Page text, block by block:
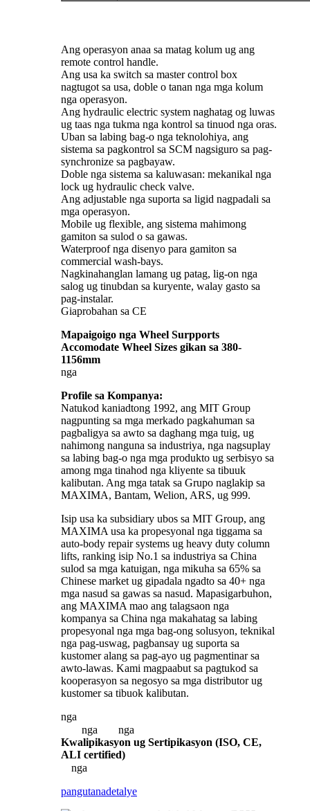
Ang operasyon anaa sa matag kolum ug ang
remote control handle.
Ang usa ka switch sa master control box
nagtugot sa usa, doble o tanan nga mga kolum
nga operasyon.
Ang hydraulic electric system naghatag og luwas
ug taas nga tukma nga kontrol sa tinuod nga oras.
Uban sa labing bag-o nga teknolohiya, ang
sistema sa pagkontrol sa SCM nagsiguro sa pag-
synchronize sa pagbayaw.
Doble nga sistema sa kaluwasan: mekanikal nga
lock ug hydraulic check valve.
Ang adjustable nga suporta sa ligid nagpadali sa
mga operasyon.
Mobile ug flexible, ang sistema mahimong
gamiton sa sulod o sa gawas.
Waterproof nga disenyo para gamiton sa
commercial wash-bays.
Nagkinahanglan lamang ug patag, lig-on nga
salog ug tinubdan sa kuryente, walay gasto sa
pag-instalar.
Giaprobahan sa CE
Mapaigoigo nga Wheel Surpports
Accomodate Wheel Sizes gikan sa 380-
1156mm
nga
Profile sa Kompanya:
Natukod kaniadtong 1992, ang MIT Group
nagpunting sa mga merkado pagkahuman sa
pagbaligya sa awto sa daghang mga tuig, ug
nahimong nanguna sa industriya, nga nagsuplay
sa labing bag-o nga mga produkto ug serbisyo sa
among mga tinahod nga kliyente sa tibuuk
kalibutan. Ang mga tatak sa Grupo naglakip sa
MAXIMA, Bantam, Welion, ARS, ug 999.
Isip usa ka subsidiary ubos sa MIT Group, ang
MAXIMA usa ka propesyonal nga tiggama sa
auto-body repair systems ug heavy duty column
lifts, ranking isip No.1 sa industriya sa China
sulod sa mga katuigan, nga mikuha sa 65% sa
Chinese market ug gipadala ngadto sa 40+ nga
mga nasud sa gawas sa nasud. Mapasigarbuhon,
ang MAXIMA mao ang talagsaon nga
kompanya sa China nga makahatag sa labing
propesyonal nga mga bag-ong solusyon, teknikal
nga pag-uswag, pagbansay ug suporta sa
kustomer alang sa pag-ayo ug pagmentinar sa
awto-lawas. Kami magpaabut sa pagtukod sa
kooperasyon sa negosyo sa mga distributor ug
kustomer sa tibuok kalibutan.
nga
nga
nga
Kwalipikasyon ug Sertipikasyon (ISO, CE,
ALI certified)
nga
pangutanadetalye